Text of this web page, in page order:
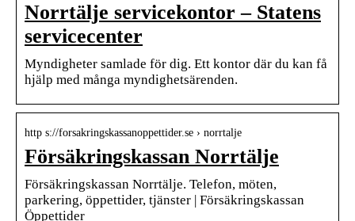
Norrtälje servicekontor – Statens
servicecenter
Myndigheter samlade för dig. Ett kontor där du kan få
hjälp med många myndighetsärenden.
http s://forsakringskassanoppettider.se › norrtalje
Försäkringskassan Norrtälje
Försäkringskassan Norrtälje. Telefon, möten,
parkering, öppettider, tjänster | Försäkringskassan
Öppettider